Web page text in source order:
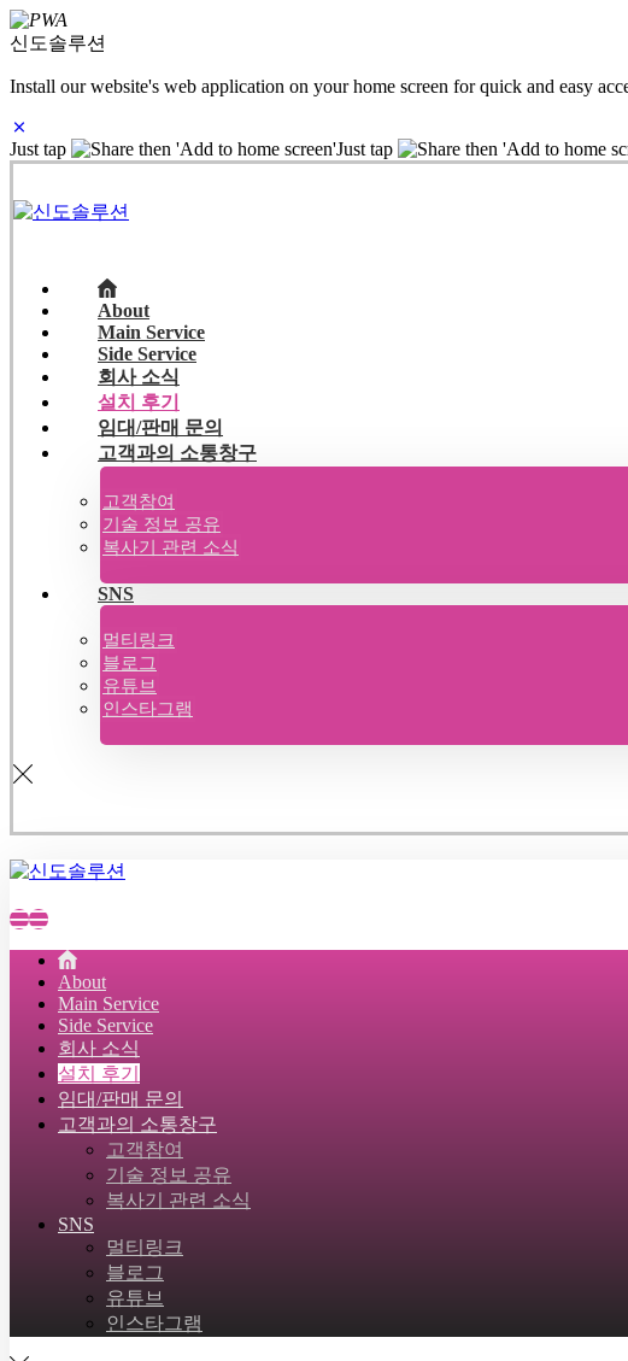
신도솔루션
Install our website's web application on your home screen for quick and easy
Just tap then 'Add to home screen'Just tap then 'Add to home
About
Main Service
Side Service
회사 소식
설치 후기
임대/판매 문의
고객과의 소통창구
고객참여
기술 정보 공유
복사기 관련 소식
SNS
멀티링크
블로그
유튜브
인스타그램
About
Main Service
Side Service
회사 소식
설치 후기
임대/판매 문의
고객과의 소통창구
고객참여
기술 정보 공유
복사기 관련 소식
SNS
멀티링크
블로그
유튜브
인스타그램